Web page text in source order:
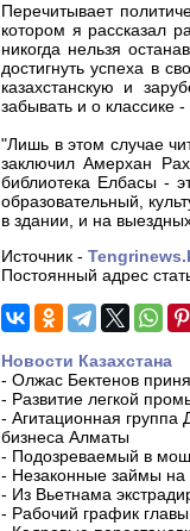
Перечитывает
котором я рассказал
никогда нельзя
достигнуть успеха в
казахстанскую и
забывать и о классике
"Лишь в этом случае
заключил Амерхан
библиотека Елбасы -
образовательный,
в здании, и на
Источник -
Постоянный адрес
Новости Казахстана
- Олжас Бектенов
- Развитие легкой
- Агитационная группа
бизнеса Алматы
- Подозреваемый в
- Незаконные займы на
- Из Вьетнама
- Рабочий график главы